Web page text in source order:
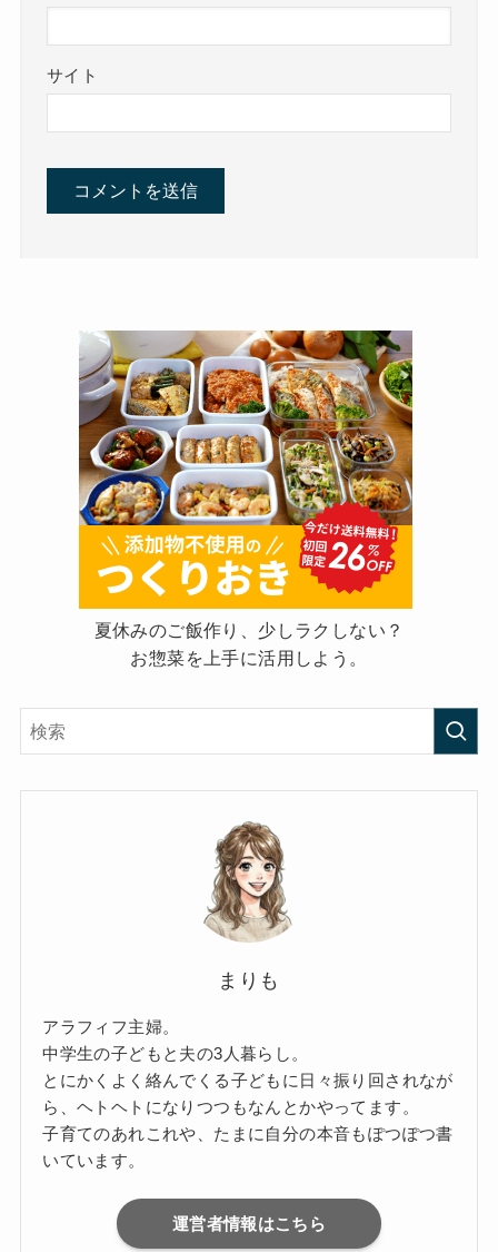
サイト
夏休みのご飯作り、少しラクしない？
お惣菜を上手に活用しよう。
まりも
アラフィフ主婦。
中学生の子どもと夫の3人暮らし。
とにかくよく絡んでくる子どもに日々振り回されなが
ら、ヘトヘトになりつつもなんとかやってます。
子育てのあれこれや、たまに自分の本音もぽつぽつ書
いています。
運営者情報はこちら